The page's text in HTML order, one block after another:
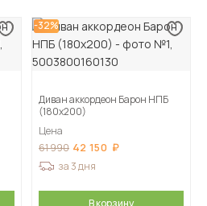
-32%
Диван аккордеон Барон НПБ
(180х200)
Цена
61 990 42 150
за 3 дня
В корзину